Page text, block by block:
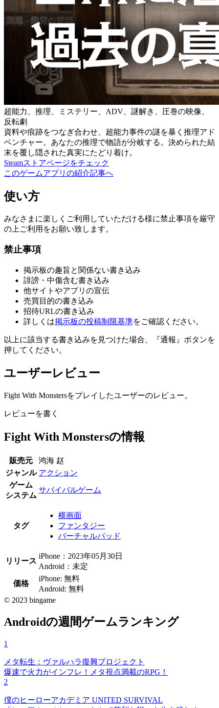
超能力、推理、ミステリー、ADV、謎解き、圧巻の映像、
反転劇
資料や痕跡をつなぎ合わせ、超能力事件の謎を暴く推理アド
ベンチャー。あなたの推理で物語が分岐する。決められた結
末を覆し隠された真実にたどり着け。
Steamストアページをチェック
このゲームアプリの紹介記事へ
使い方
みなさまに楽しくご利用していただける様に禁止事項を厳守
の上ご利用をお願い致します。
禁止事項
掲示板の趣旨と関係ない書き込み
誹謗・中傷含む書き込み
他サイトやアプリの宣伝
売買目的の書き込み
招待URLの書き込み
詳しくは掲示板の投稿制限基準をご確認ください。
以上に該当する書き込みを見つけた場合、
『通報』ボタンを
押してください。
ユーザーレビュー
Fight With Monstersをプレイしたユーザーのレビュー。
レビューを書く
Fight With Monstersの情報
販売元
鸿海 赵
ジャンル アクション
ゲーム
システム
サバイバルゲーム
タグ
横画面
ファンタジー
バーチャルパッド
リリース
iPhone：2023年05月30日
Android：未定
価格
iPhone: 無料
Android: 無料
© 2023 bingame
Androidの週間ゲームランキング
1
メタ転生：ヴァルハラ復興プロジェクト
爆速で火力がインフレ！メタ視点満載のRPG！
2
僕のヒーローアカデミア UNITED SURVIVAL